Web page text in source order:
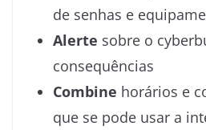
de senhas e
Alerte sobre o
consequências
Combine horários e
que se pode usar a